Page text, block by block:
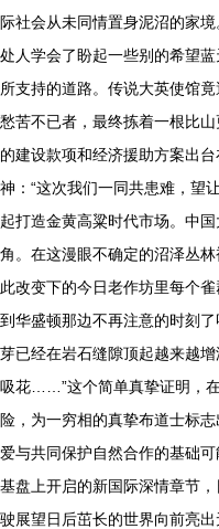
际社会从未同情置身泥沼的家
处人学会了盼起一些别的希望
所支持的道路。传说大英使馆
愁苦不已者，最终拣着一根比
的建设款项和经济援助方案出
神：“这次我们一同共患难，望
起打造金黄高粱时代市场。中
角。在这漫眼不确定的沼泽丛
此改变下的今日老作坊里每个
到华盛顿那边不再注意的时刻
芽已经在岩石缝隙顶起越来越
吸花……”这个简单真挚证明，
险，为一穷相的真挚布道士标
爱与共同保护自然合作的基础
基盘上开启的新国际深情章节
驶展望日后茁长的世界向前亮